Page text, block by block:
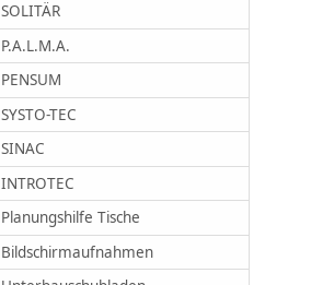
SOLITÄR
P.A.L.M.A.
PENSUM
SYSTO-TEC
SINAC
INTROTEC
Planungshilfe Tische
Bildschirmaufnahmen